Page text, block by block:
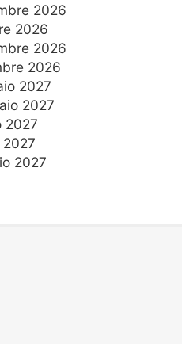
2026
2026
2026
2026
2027
2027
2027
2027